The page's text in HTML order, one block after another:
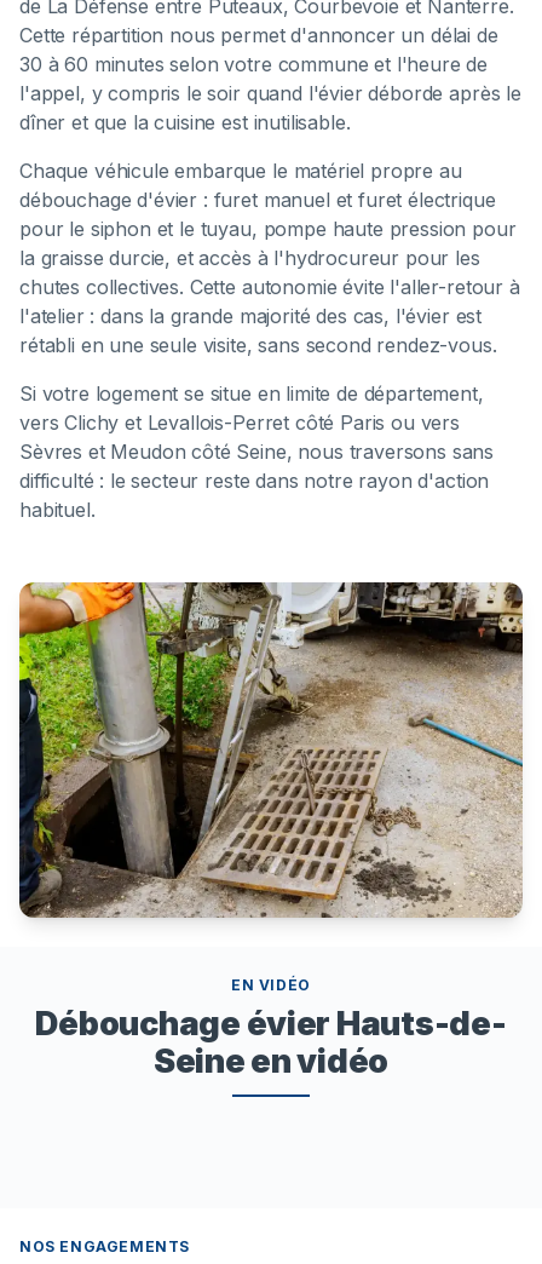
de La Défense entre Puteaux, Courbevoie et Nanterre.
Cette répartition nous permet d'annoncer un délai de
30 à 60 minutes selon votre commune et l'heure de
l'appel, y compris le soir quand l'évier déborde après le
dîner et que la cuisine est inutilisable.
Chaque véhicule embarque le matériel propre au
débouchage d'évier : furet manuel et furet électrique
pour le siphon et le tuyau, pompe haute pression pour
la graisse durcie, et accès à l'hydrocureur pour les
chutes collectives. Cette autonomie évite l'aller-retour à
l'atelier : dans la grande majorité des cas, l'évier est
rétabli en une seule visite, sans second rendez-vous.
Si votre logement se situe en limite de département,
vers Clichy et Levallois-Perret côté Paris ou vers
Sèvres et Meudon côté Seine, nous traversons sans
difficulté : le secteur reste dans notre rayon d'action
habituel.
EN VIDÉO
Débouchage évier Hauts-de-
Seine en vidéo
NOS ENGAGEMENTS